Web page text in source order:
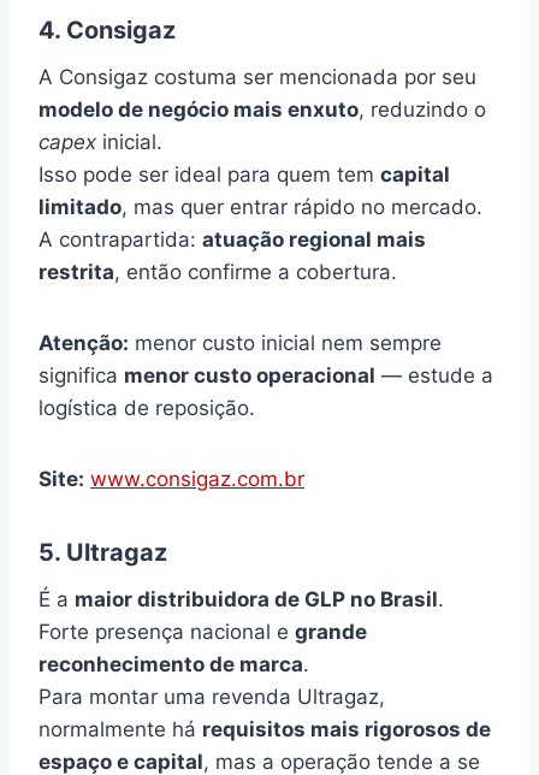
4. Consigaz
A Consigaz costuma ser mencionada por seu
modelo de negócio mais enxuto, reduzindo o
capex inicial.
Isso pode ser ideal para quem tem capital
limitado, mas quer entrar rápido no mercado.
A contrapartida: atuação regional mais
restrita, então confirme a cobertura.
Atenção: menor custo inicial nem sempre
significa menor custo operacional — estude a
logística de reposição.
Site: www.consigaz.com.br
5. Ultragaz
É a maior distribuidora de GLP no Brasil.
Forte presença nacional e grande
reconhecimento de marca.
Para montar uma revenda Ultragaz,
normalmente há requisitos mais rigorosos de
espaço e capital, mas a operação tende a se